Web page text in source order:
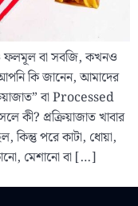
ফলমূল বা সবজি, কখনও
কি জানেন, আমাদের
বা Processed
কী? প্রক্রিয়াজাত খাবার
কিন্তু পরে কাটা, ধোয়া,
মেশানো বা […]